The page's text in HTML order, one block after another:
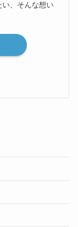
、そんな想い